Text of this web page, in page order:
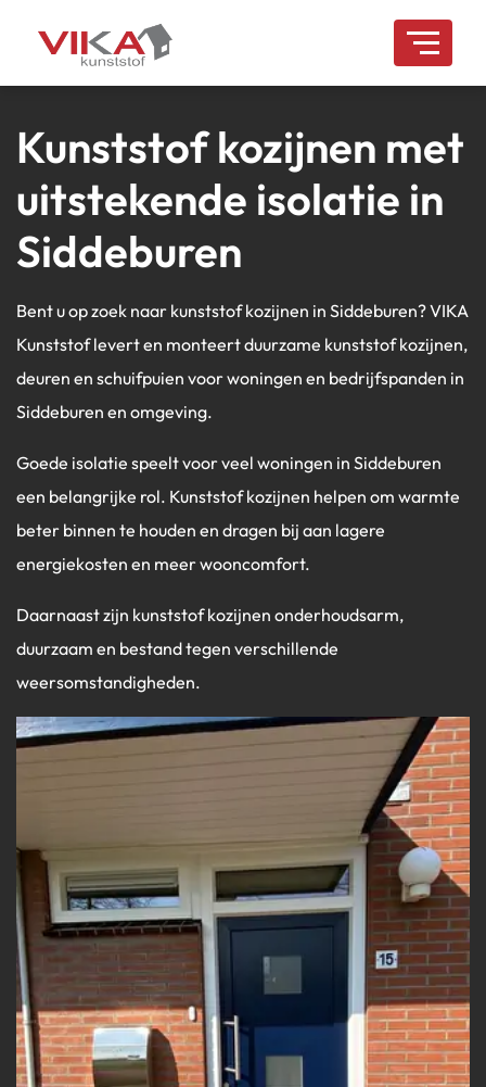
Kunststof kozijnen met
uitstekende isolatie in
Siddeburen
Bent u op zoek naar kunststof kozijnen in Siddeburen? VIKA
Kunststof levert en monteert duurzame kunststof kozijnen,
deuren en schuifpuien voor woningen en bedrijfspanden in
Siddeburen en omgeving.
Goede isolatie speelt voor veel woningen in Siddeburen
een belangrijke rol. Kunststof kozijnen helpen om warmte
beter binnen te houden en dragen bij aan lagere
energiekosten en meer wooncomfort.
Daarnaast zijn kunststof kozijnen onderhoudsarm,
duurzaam en bestand tegen verschillende
weersomstandigheden.